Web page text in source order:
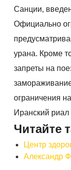
Санции,
Официально
урана. Кроме
запреты на
ограничения
Иранский
Читайте
Центр
Александр